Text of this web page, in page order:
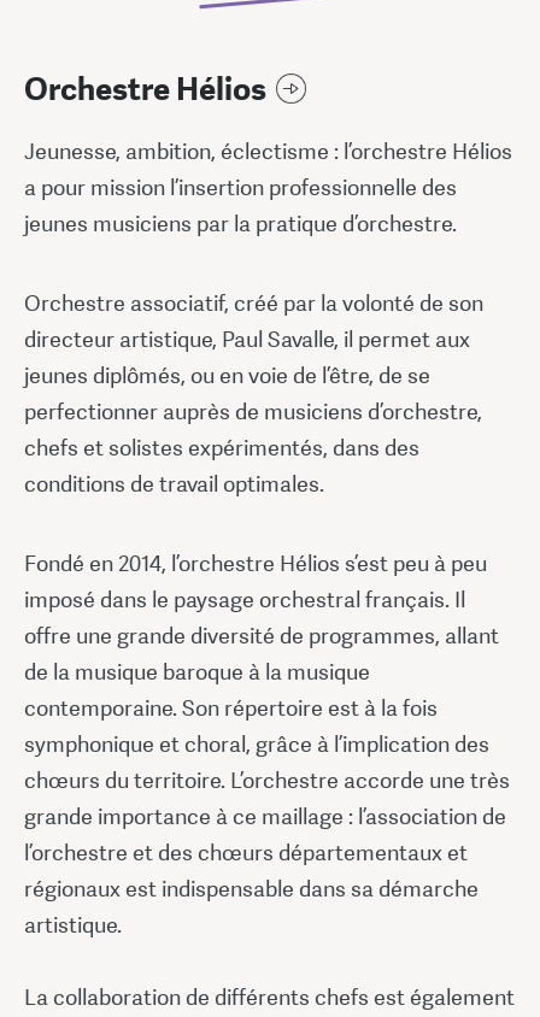
Orchestre Hélios
Jeunesse, ambition, éclectisme : l’orchestre Hélios
a pour mission l’insertion professionnelle des
jeunes musiciens par la pratique d’orchestre.
Orchestre associatif, créé par la volonté de son
directeur artistique, Paul Savalle, il permet aux
jeunes diplômés, ou en voie de l’être, de se
perfectionner auprès de musiciens d’orchestre,
chefs et solistes expérimentés, dans des
conditions de travail optimales.
Fondé en 2014, l’orchestre Hélios s’est peu à peu
imposé dans le paysage orchestral français. Il
offre une grande diversité de programmes, allant
de la musique baroque à la musique
contemporaine. Son répertoire est à la fois
symphonique et choral, grâce à l’implication des
chœurs du territoire. L’orchestre accorde une très
grande importance à ce maillage : l’association de
l’orchestre et des chœurs départementaux et
régionaux est indispensable dans sa démarche
artistique.
La collaboration de différents chefs est également